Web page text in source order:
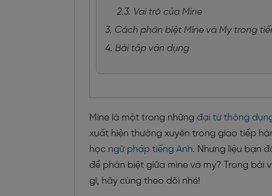
2.3. Vai trò của Mine
3. Cách phân biệt Mine và My trong
4. Bài tập vận dụng
Mine là một trong những đại từ thông
xuất hiện thường xuyên trong giao tiếp
học ngữ pháp tiếng Anh. Nhưng liệu bạn
để phân biệt giữa mine và my? Trong bài
gì, hãy cùng theo dõi nhé!